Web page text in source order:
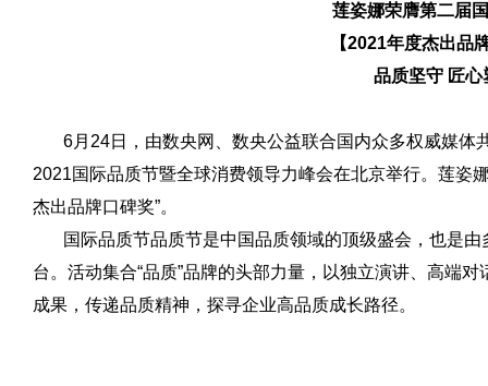
莲姿娜荣膺第二届国
【2021年度杰出品
品质坚守 匠心
6月24日，由数央网、数央公益联合国内众多权威媒体
2021国际品质节暨全球消费领导力峰会在北京举行。莲姿
杰出品牌口碑奖”。
国际品质节品质节是中国品质领域的顶级盛会，也是由
台。活动集合“品质”品牌的头部力量，以独立演讲、高端
成果，传递品质精神，探寻企业高品质成长路径。